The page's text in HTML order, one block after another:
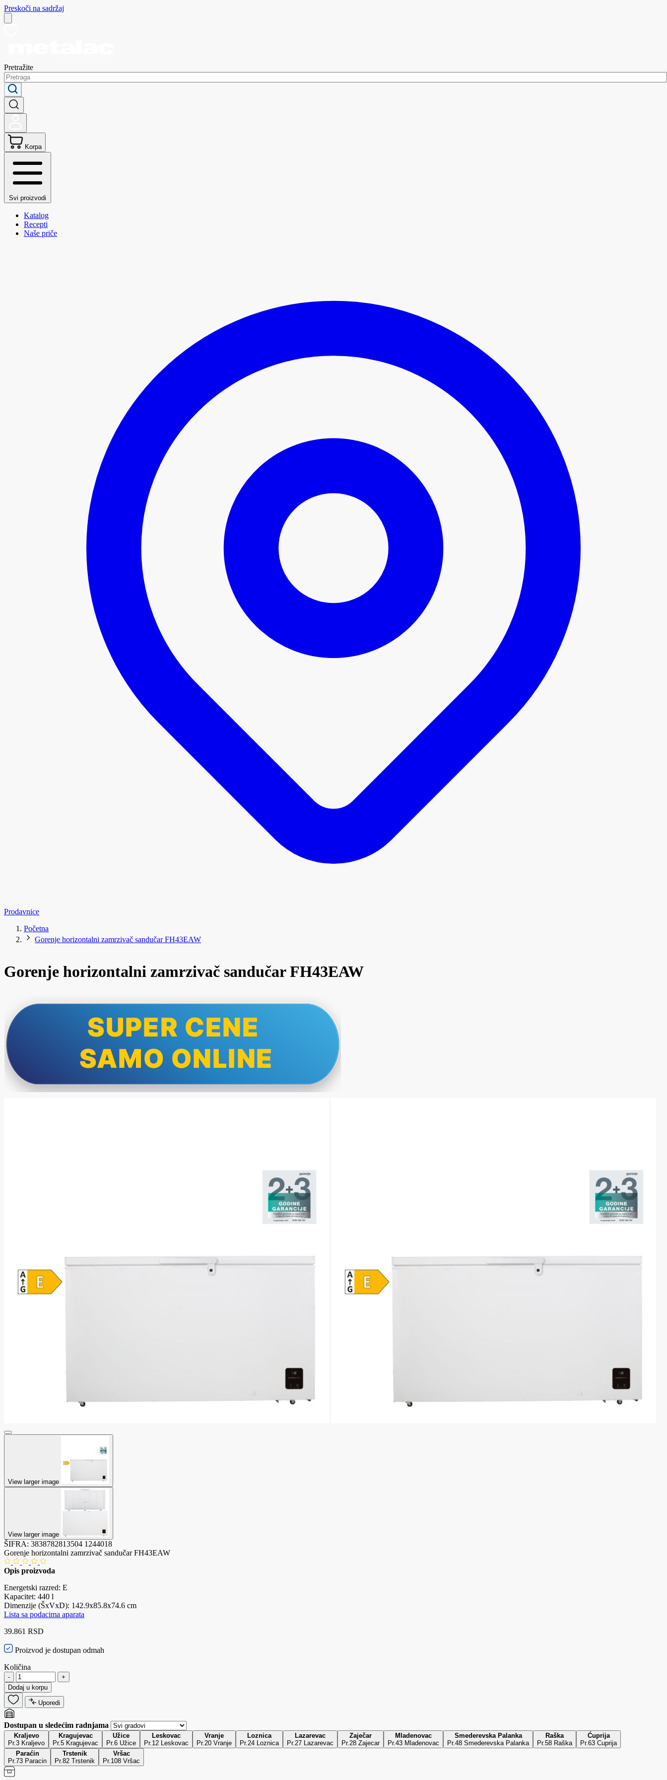
Preskoči na sadržaj
Pretražite
Korpa
Svi proizvodi
Katalog
Recepti
Naše priče
Prodavnice
Početna
Gorenje horizontalni zamrzivač sandučar FH43EAW
Gorenje horizontalni zamrzivač sandučar FH43EAW
View larger image
View larger image
ŠIFRA: 3838782813504 1244018
Gorenje horizontalni zamrzivač sandučar FH43EAW
Opis proizvoda
Energetski razred: E
Kapacitet: 440 l
Dimenzije (ŠxVxD): 142.9x85.8x74.6 cm
Lista sa podacima aparata
39.861 RSD
Proizvod je dostupan odmah
Količina
-
+
Dodaj u korpu
Uporedi
Dostupan u sledećim radnjama
Kraljevo
Pr.3 Kraljevo
Kragujevac
Pr.5 Kragujevac
Užice
Pr.6 Užice
Leskovac
Pr.12 Leskovac
Vranje
Pr.20 Vranje
Loznica
Pr.24 Loznica
Lazarevac
Pr.27 Lazarevac
Zaječar
Pr.28 Zajecar
Mladenovac
Pr.43 Mladenovac
Smederevska Palanka
Pr.48 Smederevska Palanka
Raška
Pr.58 Raška
Ćuprija
Pr.63 Cuprija
Paraćin
Pr.73 Paracin
Trstenik
Pr.82 Trstenik
Vršac
Pr.108 Vršac